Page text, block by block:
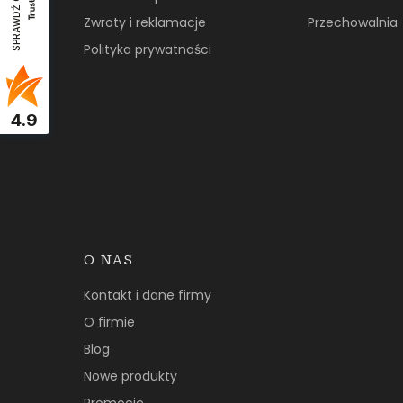
Zwroty i reklamacje
Polityka prywatności
Przechowalnia
O NAS
Kontakt i dane firmy
O firmie
Blog
Nowe produkty
4.9